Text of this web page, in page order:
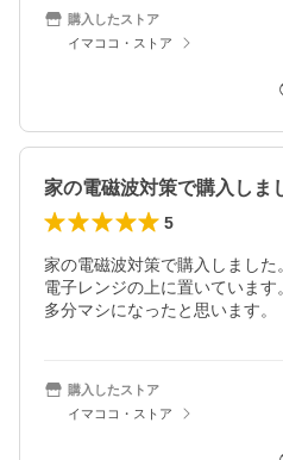
購入したストア
イマココ・ストア
5
家の電磁波対策で購入しました。
電子レンジの上に置いています。
多分マシになったと思います。
購入したストア
イマココ・ストア